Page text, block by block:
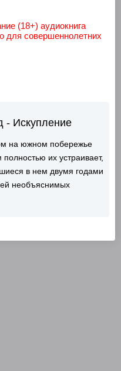
(18+) аудиокнига
для совершеннолетних
- Искупление
на южном побережье
их устраивает,
в нем двумя годами
необъяснимых